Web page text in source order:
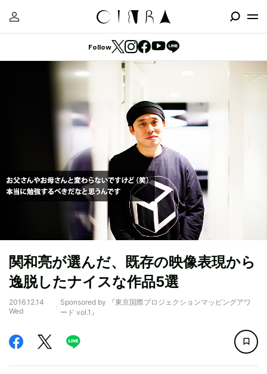
Follow
関和亮が選んだ、既存の映像表現から
逸脱したナイスな作品5選
2016.12.14
Wed
Sponsored by 『東京国際プロジェクションマッピングアワ
ード vol.1』